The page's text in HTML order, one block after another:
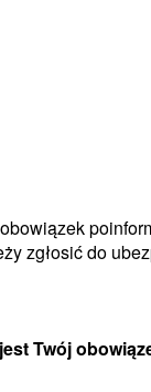
zgłosić do
Twój